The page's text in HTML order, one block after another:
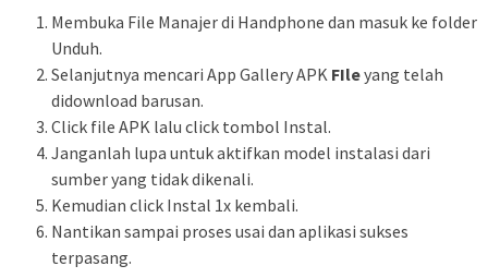
Membuka File Manajer di Handphone dan masuk ke folder
Unduh.
Selanjutnya mencari App Gallery APK FIleyang telah
didownload barusan.
Click file APK lalu click tombol Instal.
Janganlah lupa untuk aktifkan model instalasi dari
sumber yang tidak dikenali.
Kemudian click Instal 1x kembali.
Nantikan sampai proses usai dan aplikasi sukses
terpasang.